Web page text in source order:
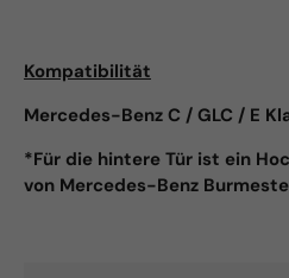
Kompatibilität
Mercedes-Benz C / GLC / E
*Für die hintere Tür ist ein
von Mercedes-Benz